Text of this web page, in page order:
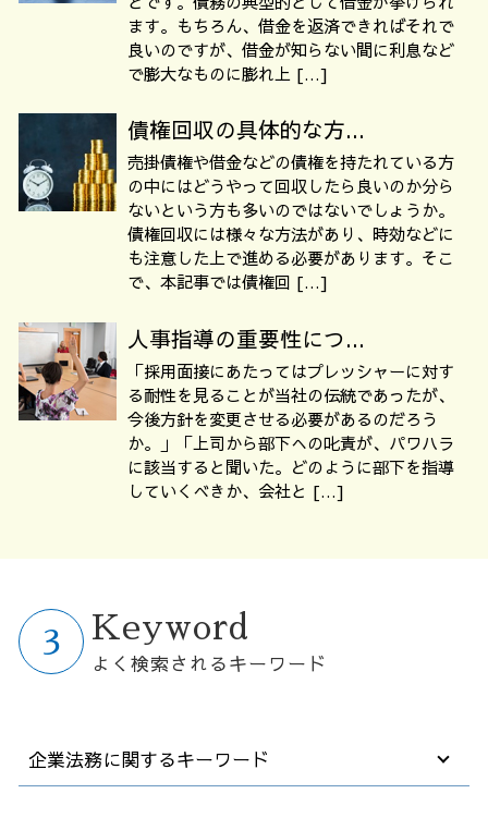
ます。もちろん、借金を返済できればそれで
良いのですが、借金が知らない間に利息など
で膨大なものに膨れ上 […]
債権回収の具体的な方...
売掛債権や借金などの債権を持たれている方
の中にはどうやって回収したら良いのか分ら
ないという方も多いのではないでしょうか。
債権回収には様々な方法があり、時効などに
も注意した上で進める必要があります。そこ
で、本記事では債権回 […]
人事指導の重要性につ...
「採用面接にあたってはプレッシャーに対す
る耐性を見ることが当社の伝統であったが、
今後方針を変更させる必要があるのだろう
か。」「上司から部下への叱責が、パワハラ
に該当すると聞いた。どのように部下を指導
していくべきか、会社と […]
Keyword
よく検索されるキーワード
企業法務に関するキーワード